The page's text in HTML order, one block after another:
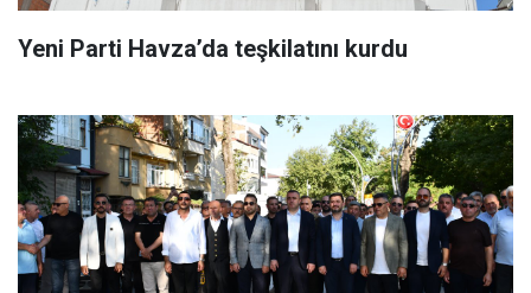
Yeni Parti Havza’da teşkilatını kurdu